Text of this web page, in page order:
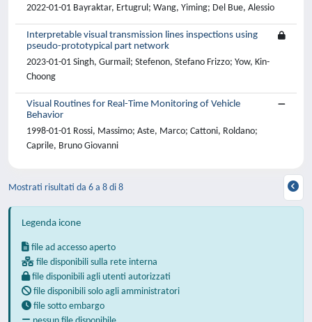
2022-01-01 Bayraktar, Ertugrul; Wang, Yiming; Del Bue, Alessio
Interpretable visual transmission lines inspections using
pseudo-prototypical part network
2023-01-01 Singh, Gurmail; Stefenon, Stefano Frizzo; Yow, Kin-
Choong
Visual Routines for Real-Time Monitoring of Vehicle
Behavior
1998-01-01 Rossi, Massimo; Aste, Marco; Cattoni, Roldano;
Caprile, Bruno Giovanni
Mostrati risultati da 6 a 8 di 8
Legenda icone
file ad accesso aperto
file disponibili sulla rete interna
file disponibili agli utenti autorizzati
file disponibili solo agli amministratori
file sotto embargo